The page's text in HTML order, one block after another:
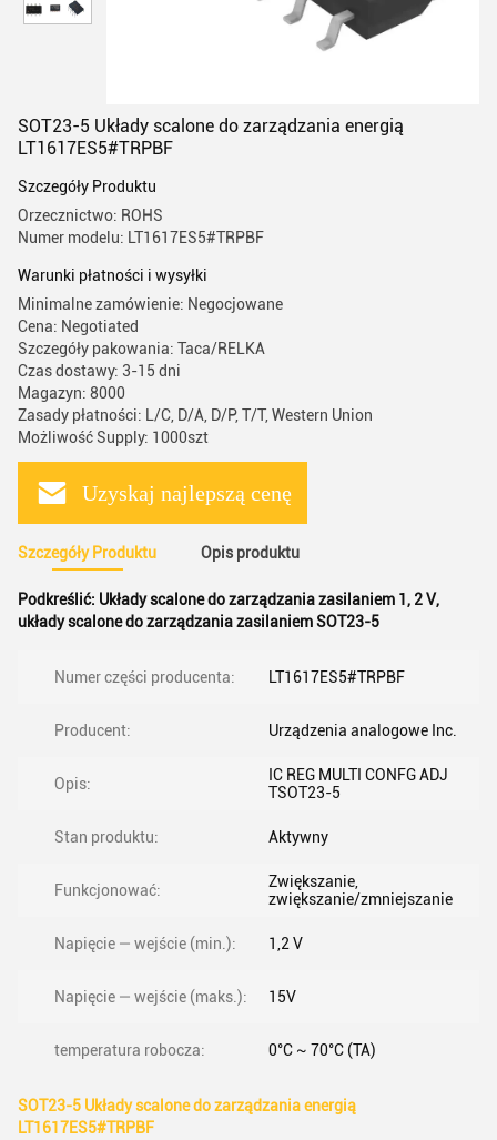
SOT23-5 Układy scalone do zarządzania energią
LT1617ES5#TRPBF
Szczegóły Produktu
Orzecznictwo: ROHS
Numer modelu: LT1617ES5#TRPBF
Warunki płatności i wysyłki
Minimalne zamówienie: Negocjowane
Cena: Negotiated
Szczegóły pakowania: Taca/RELKA
Czas dostawy: 3-15 dni
Magazyn: 8000
Zasady płatności: L/C, D/A, D/P, T/T, Western Union
Możliwość Supply: 1000szt
Uzyskaj najlepszą cenę
Szczegóły Produktu Opis produktu
Podkreślić: Układy scalone do zarządzania zasilaniem 1 , 2 V,
układy scalone do zarządzania zasilaniem SOT23-5
Numer części producenta: LT1617ES5#TRPBF
Producent: Urządzenia analogowe Inc.
Opis:
IC REG MULTI CONFG ADJ
TSOT23-5
Stan produktu: Aktywny
Funkcjonować:
Zwiększanie,
zwiększanie/zmniejszanie
Napięcie — wejście (min.): 1,2 V
Napięcie — wejście (maks.): 15V
temperatura robocza: 0°C ~ 70°C (TA)
SOT23-5 Układy scalone do zarządzania energią
LT1617ES5#TRPBF